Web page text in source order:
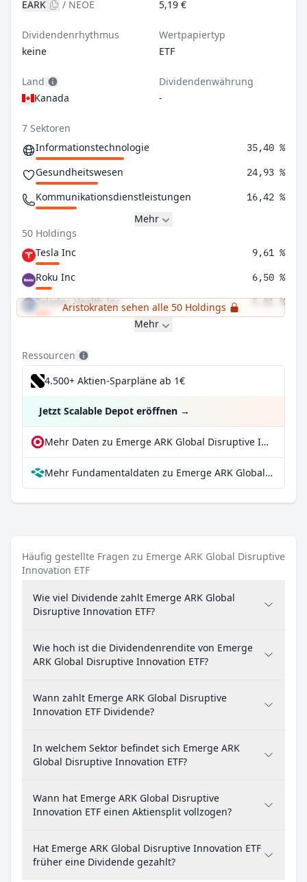
EARK
/ NEOE
5,19 €
Dividendenrhythmus
keine
Wertpapiertyp
ETF
Land
Kanada
Dividendenwährung
-
7 Sektoren
Informationstechnologie
35,40 %
Gesundheitswesen 24,93 %
Kommunikationsdienstleistungen 16,42 %
Mehr
50 Holdings
Tesla Inc
9,61 %
Roku Inc 6,50 %
Teladoc Health Inc 5,81 %
Aristokraten sehen alle 50 Holdings
Mehr
Ressourcen
4.500+ Aktien-Sparpläne ab 1€
Jetzt Scalable Depot eröffnen →
Mehr Daten zu Emerge ARK Global Disruptive Innovation ETF bei extraETF
Mehr Fundamentaldaten zu Emerge ARK Global Disruptive Innovation ETF bei Parqet
Häufig gestellte Fragen zu Emerge ARK Global Disruptive
Innovation ETF
Wie viel Dividende zahlt Emerge ARK Global
Disruptive Innovation ETF?
Wie hoch ist die Dividendenrendite von Emerge
ARK Global Disruptive Innovation ETF?
Wann zahlt Emerge ARK Global Disruptive
Innovation ETF Dividende?
In welchem Sektor befindet sich Emerge ARK
Global Disruptive Innovation ETF?
Wann hat Emerge ARK Global Disruptive
Innovation ETF einen Aktiensplit vollzogen?
Hat Emerge ARK Global Disruptive Innovation ETF
früher eine Dividende gezahlt?